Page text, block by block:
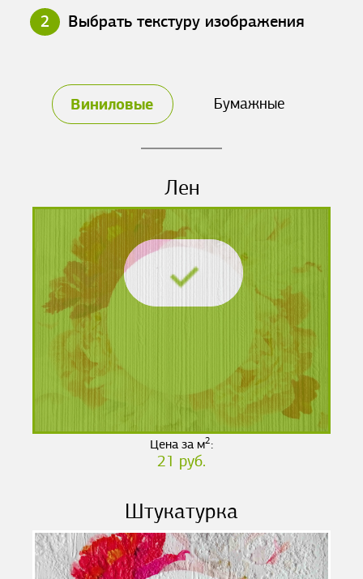
2 Выбрать текстуру изображения
Виниловые Бумажные
Лен
Цена за м2:
21 руб.
Штукатурка